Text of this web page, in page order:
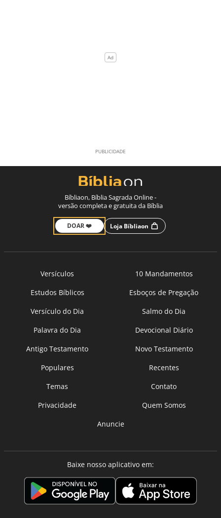
Bíbliaon, Bíblia Sagrada Online -
versão completa e gratuita da Bíblia
DOAR ❤️ Loja Bíbliaon
Versículos
10 Mandamentos
Estudos Bíblicos
Esboços de Pregação
Versículo do Dia
Salmo do Dia
Palavra do Dia
Devocional Diário
Antigo Testamento
Novo Testamento
Populares
Recentes
Temas
Contato
Privacidade
Quem Somos
Anuncie
Baixe nosso aplicativo em: